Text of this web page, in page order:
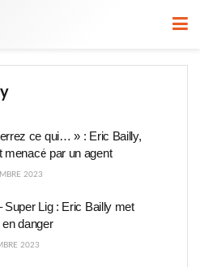
ce qui… » : Eric Bailly,
menacé par un agent
2023
Super Lig : Eric Bailly met
danger
2023